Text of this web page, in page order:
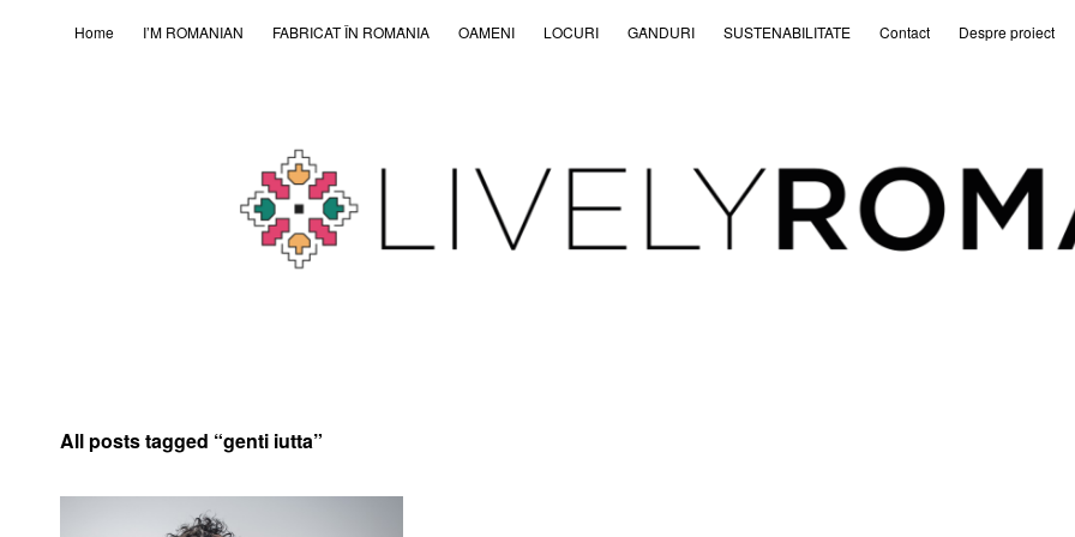
Home I’M ROMANIAN FABRICAT ÎN ROMȂNIA OAMENI LOCURI GȂNDURI SUSTENABILITATE Contact Despre proiect
All posts tagged “genti iutta”